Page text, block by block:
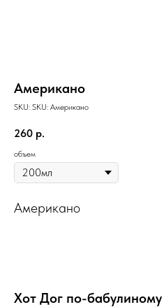
Американо
SKU: SKU: Американо
260 р.
объем
Американо
Хот Дог по-бабулиному